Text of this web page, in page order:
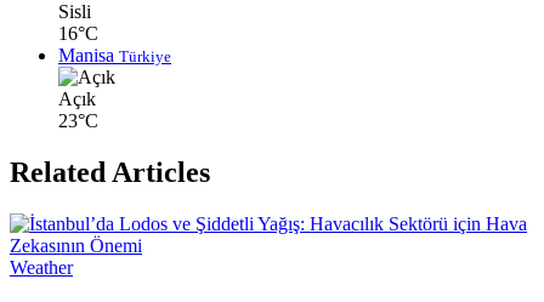
Sisli
16°C
Manisa Türkiye
Açık
23°C
Related Articles
Weather